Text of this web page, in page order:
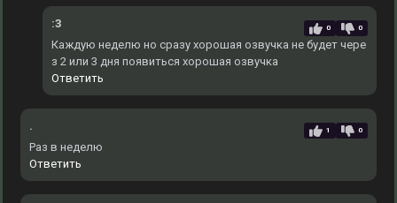
:3 0 0
Каждую неделю но сразу хорошая озвучка не будет чере
з 2 или 3 дня появиться хорошая озвучка
Ответить
. 1 0
Раз в неделю
Ответить